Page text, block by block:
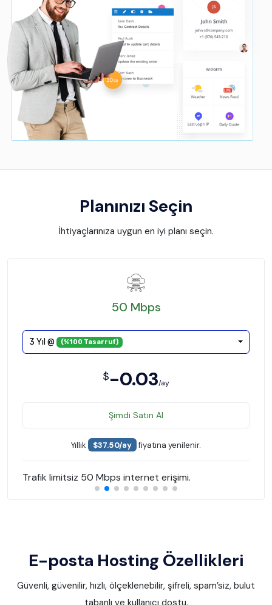
Planınızı Seçin
İhtiyaçlarınıza uygun en iyi planı seçin.
50 Mbps
3 Yıl @ (%100 Tasarruf)
$-0.03/ay
Şimdi Satın Al
Yıllık $37.50/ay fiyatına yenilenir.
Trafik limitsiz 50 Mbps internet erişimi.
E-posta Hosting Özellikleri
Güvenli, güvenilir, hızlı, ölçeklenebilir, şifreli, spam’siz, bulut